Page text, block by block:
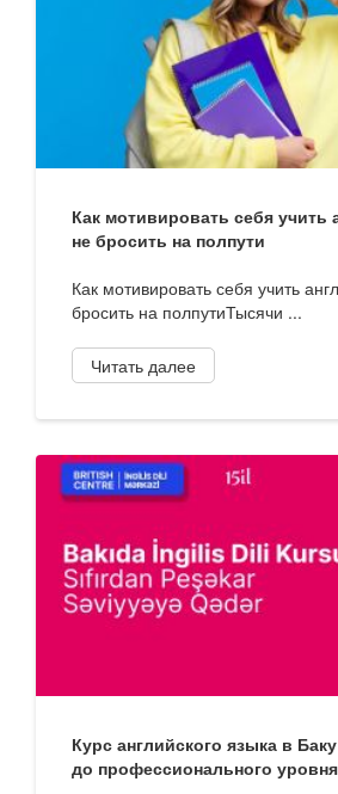
Как мотивировать себя учить
не бросить на полпути
Как мотивировать себя учить
бросить на полпутиТысячи ...
Читать далее
Курс английского языка в
до профессионального уровня